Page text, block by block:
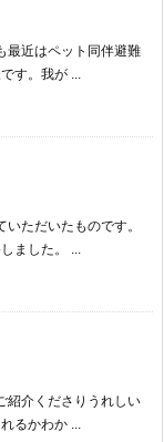
最近はペット同伴避難
す。我が ...
ただいたものです。
ました。 ...
紹介くださりうれしい
るかわか ...